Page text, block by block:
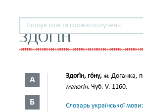
ЗДОГІН
А
Б
Здогі́н, го́ну, м. Доганка,
макогін. Чуб. V. 1160.
Словарь української